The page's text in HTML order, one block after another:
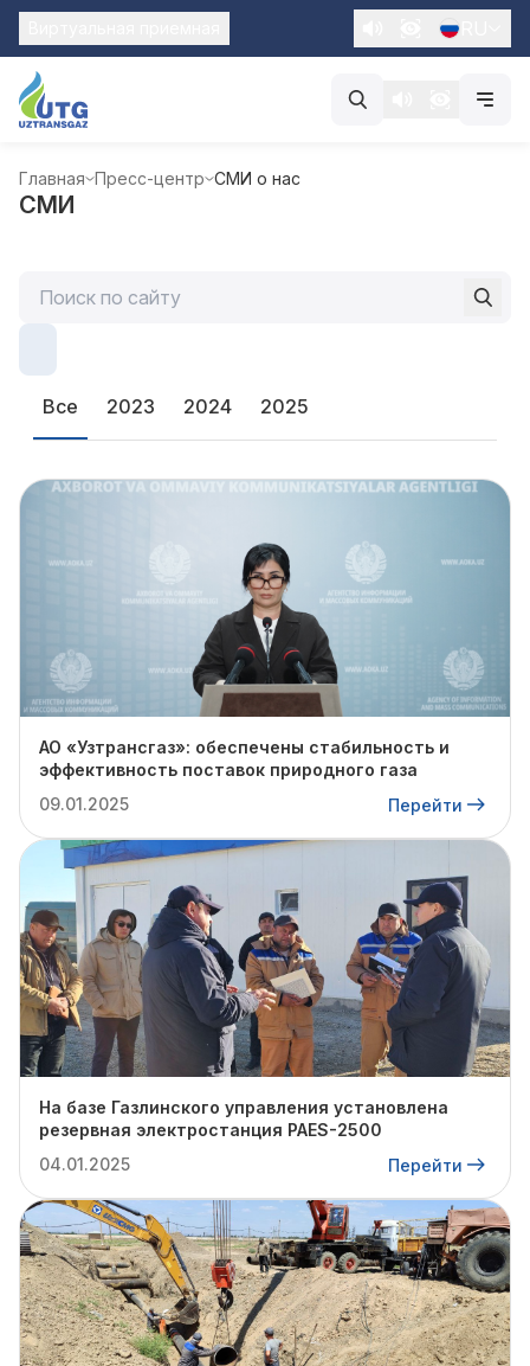
Главная Пресс-центр СМИ о нас
СМИ
Все 2023 2024 2025
АО «Узтрансгаз»: обеспечены стабильность и
эффективность поставок природного газа
09.01.2025
Перейти
На базе Газлинского управления установлена
резервная электростанция PAES-2500
04.01.2025
Перейти